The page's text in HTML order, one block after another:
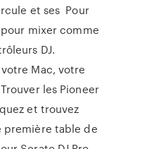
et ses Pour
mixer comme
DJ.
Mac, votre
les Pioneer
et trouvez
première table de